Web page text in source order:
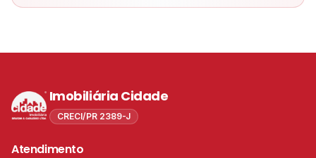
Imobiliária Cidade
CRECI/PR 2389-J
Atendimento